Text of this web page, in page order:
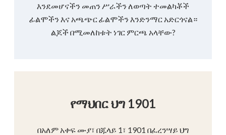
እንደመሆናችን መጠን ሥራችን ለወጣት ተመልካቾች
ፊልሞችን እና አጫጭር ፊልሞችን እንድንማር አድርጎናል።
ልጆች በሚመለከቱት ነገር ምርጫ አላቸው?
የማህበር ህግ 1901
በአለም አቀፍ ሙያ፣ በጁላይ 1፣ 1901 በፈረንሣይ ህግ